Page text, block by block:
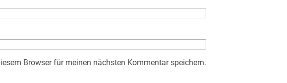
Browser für meinen nächsten Kommentar speichern.